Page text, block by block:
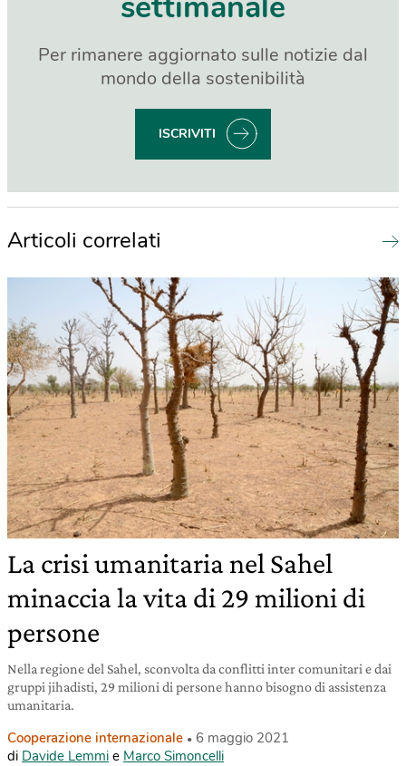
Per rimanere aggiornato sulle notizie dal
mondo della sostenibilità
ISCRIVITI
Articoli correlati
La crisi umanitaria nel Sahel
minaccia la vita di 29 milioni di
persone
Nella regione del Sahel, sconvolta da conflitti inter comunitari e dai
gruppi jihadisti, 29 milioni di persone hanno bisogno di assistenza
umanitaria.
Cooperazione internazionale
6 maggio 2021
di Davide Lemmi e Marco Simoncelli